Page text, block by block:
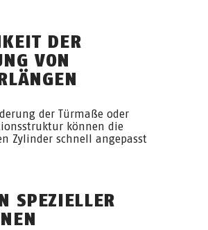
DER
VON
der Türmaße oder
können die
Zylinder schnell angepasst
SPEZIELLER